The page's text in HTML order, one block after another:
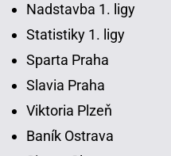
Nadstavba 1. ligy
Statistiky 1. ligy
Sparta Praha
Slavia Praha
Viktoria Plzeň
Baník Ostrava